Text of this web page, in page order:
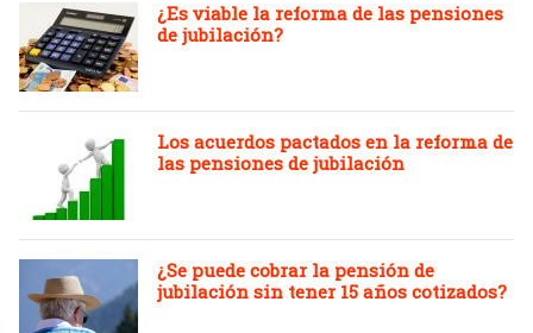
¿Es viable la reforma de las pensiones
de jubilación?
Los acuerdos pactados en la reforma de
las pensiones de jubilación
¿Se puede cobrar la pensión de
jubilación sin tener 15 años cotizados?